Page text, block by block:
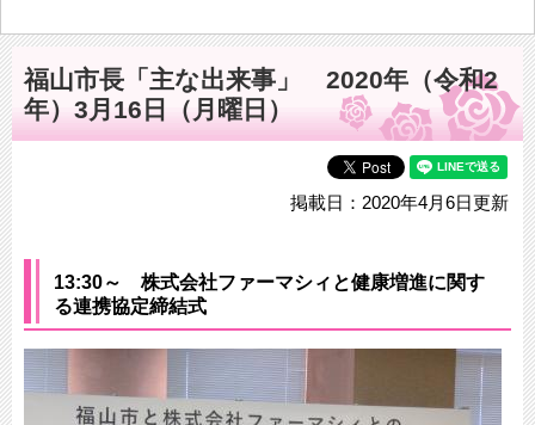
福山市長「主な出来事」 2020年（令和2
年）3月16日（月曜日）
掲載日：2020年4月6日更新
13:30～ 株式会社ファーマシィと健康増進に関す
る連携協定締結式